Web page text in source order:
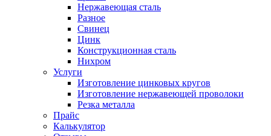
Нержавеющая сталь
Разное
Свинец
Цинк
Конструкционная сталь
Нихром
Услуги
Изготовление цинковых кругов
Изготовление нержавеющей проволоки
Резка металла
Прайс
Калькулятор